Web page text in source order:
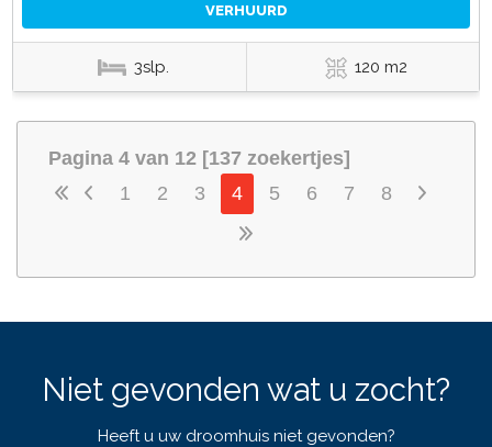
VERHUURD
3slp. 120 m2
Pagina 4 van 12 [137 zoekertjes]
1
2 3 4 5 6 7 8
Niet gevonden wat u zocht?
Heeft u uw droomhuis niet gevonden?